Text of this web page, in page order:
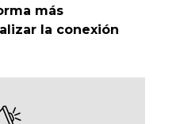
más
la conexión